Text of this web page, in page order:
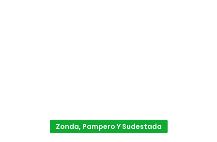
Zonda, Pampero Y Sudestada